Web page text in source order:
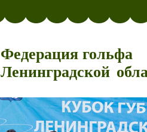
Федерация гольфа
Ленинградской